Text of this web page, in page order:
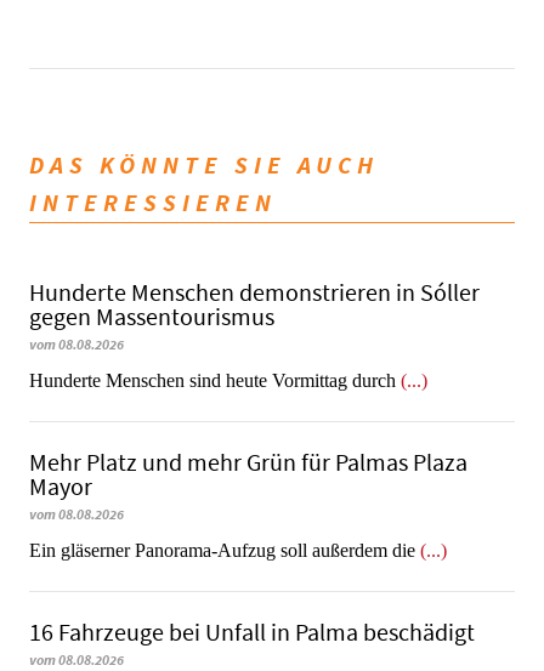
DAS KÖNNTE SIE AUCH
INTERESSIEREN
Hunderte Menschen demonstrieren in Sóller
gegen Massentourismus
vom 08.08.2026
Hunderte Menschen sind heute Vormittag durch (...)
Mehr Platz und mehr Grün für Palmas Plaza
Mayor
vom 08.08.2026
Ein gläserner Panorama-Aufzug soll außerdem die (...)
16 Fahrzeuge bei Unfall in Palma beschädigt
vom 08.08.2026